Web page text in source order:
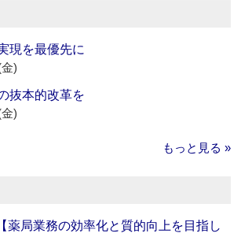
現を最優先に
)
抜本的改革を
)
もっと見る »
【薬局業務の効率化と質的向上を目指し